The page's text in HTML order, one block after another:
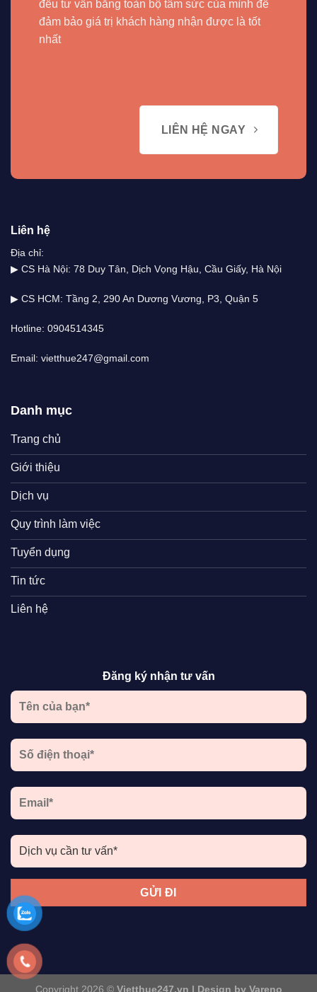
đều tư vấn bằng toàn bộ tâm sức của mình để
đảm bảo giá trị khách hàng nhận được là tốt
nhất
LIÊN HỆ NGAY
Liên hệ
Địa chỉ:
▶ CS Hà Nội: 78 Duy Tân, Dịch Vọng Hậu, Cầu Giấy, Hà Nội
▶ CS HCM: Tầng 2, 290 An Dương Vương, P3, Quận 5
Hotline: 0904514345
Email: vietthue247@gmail.com
Danh mục
Trang chủ
Giới thiệu
Dịch vụ
Quy trình làm việc
Tuyển dụng
Tin tức
Liên hệ
Đăng ký nhận tư vấn
Copyright 2026 © Vietthue247.vn | Design by Vareno